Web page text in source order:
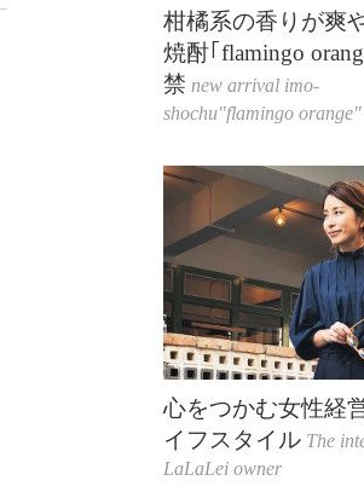
柑橘系の香りが爽
焼酎｢flamingo
禁 new arrival imo-
shochu"flamingo orange"
心をつかむ女性経
イフスタイル The
LaLaLei owner